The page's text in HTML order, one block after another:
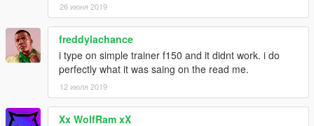
26 июня 2019
freddylachance
i type on simple trainer f150 and it didnt work. i do
perfectly what it was saing on the read me.
12 июля 2019
Xx WolfRam xX